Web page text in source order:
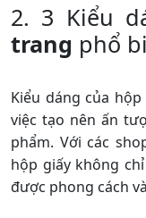
2. 3 Kiểu
trang phổ
Kiểu dáng của
việc tạo nên ấn
phẩm. Với các
hộp giấy không
được phong cách